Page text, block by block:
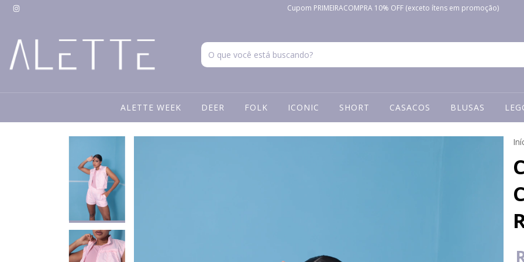
Cupom PRIMEIRACOMPRA 10% OFF (exceto ítens em promoção)
ALETTE WEEK DEER FOLK ICONIC SHORT CASACOS BLUSAS